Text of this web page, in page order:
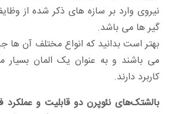
نیروی وارد بر سازه های ذکر شده از
گیر ها می باشد.
بهتر است بدانید که انواع مختلف آن ها
می باشند و به عنوان یک المان بسیار
کاربرد دارند.
بالشتک‌های نئوپرن دو قابلیت و عملکرد